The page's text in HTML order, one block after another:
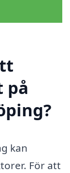
på
kan
För att